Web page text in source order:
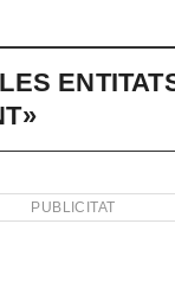
PUBLICITAT